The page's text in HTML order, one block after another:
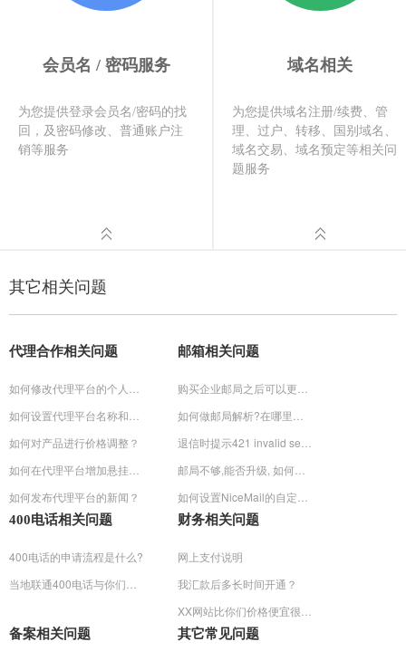
会员名 / 密码服务
为您提供登录会员名/密码的找
回，及密码修改、普通账户注
销等服务
域名相关
为您提供域名注册/续费、管
理、过户、转移、国别域名、
域名交易、域名预定等相关问
题服务
其它相关问题
代理合作相关问题
如何对产品进行价格调整？
如何发布代理平台的新闻？
邮箱相关问题
400电话相关问题
400电话的申请流程是什么?
财务相关问题
网上支付说明
我汇款后多长时间开通？
备案相关问题 其它常见问题